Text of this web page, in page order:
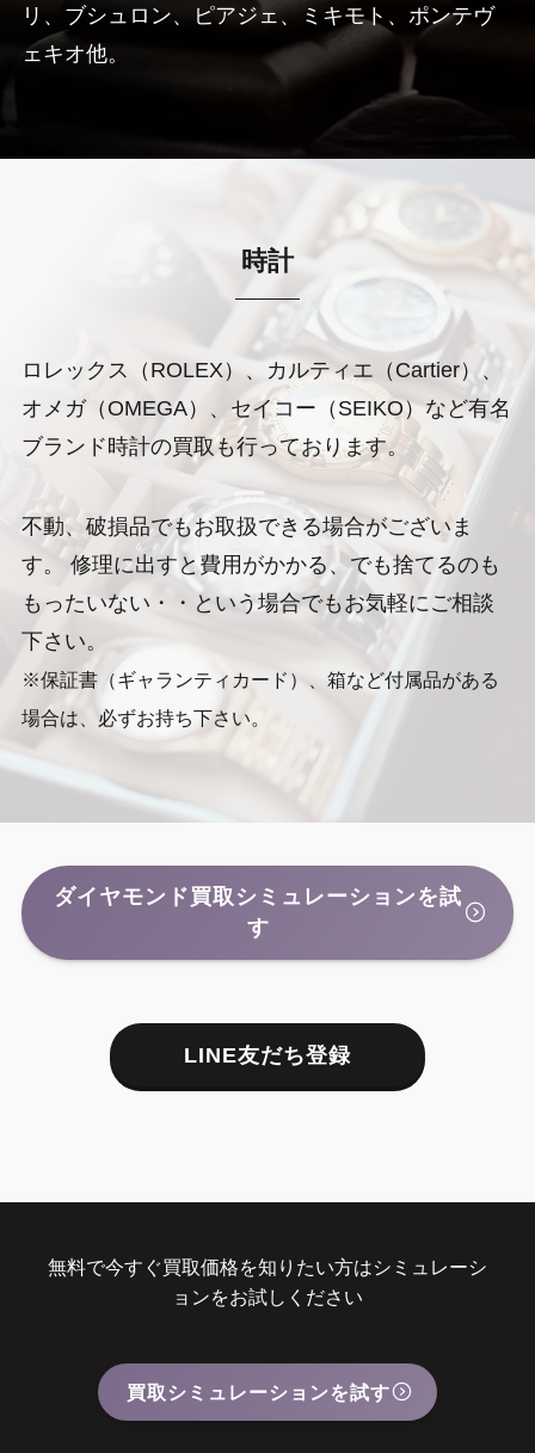
リ、ブシュロン、ピアジェ、ミキモト、ポンテヴ
ェキオ他。
時計
ロレックス（ROLEX）、カルティエ（Cartier）、
オメガ（OMEGA）、セイコー（SEIKO）など有名
ブランド時計の買取も行っております。
不動、破損品でもお取扱できる場合がございま
す。 修理に出すと費用がかかる、でも捨てるのも
もったいない・・という場合でもお気軽にご相談
下さい。
※保証書（ギャランティカード）、箱など付属品がある
場合は、必ずお持ち下さい。
ダイヤモンド買取シミュレーションを試
す
LINE友だち登録
無料で今すぐ買取価格を知りたい方はシミュレーシ
ョンをお試しください
買取シミュレーションを試す